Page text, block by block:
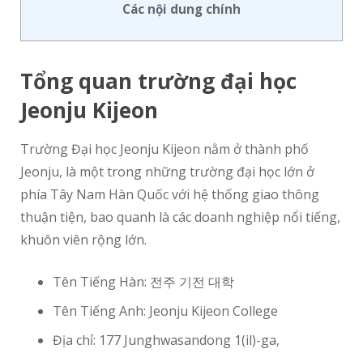
Các nội dung chính
Tổng quan trường đại học
Jeonju Kijeon
Trường Đại học Jeonju Kijeon nằm ở thành phố
Jeonju, là một trong những trường đại học lớn ở
phía Tây Nam Hàn Quốc với hệ thống giao thông
thuận tiện, bao quanh là các doanh nghiệp nổi tiếng,
khuôn viên rộng lớn.
Tên Tiếng Hàn: 전주 기전 대학
Tên Tiếng Anh: Jeonju Kijeon College
Địa chỉ: 177 Junghwasandong 1(il)-ga,